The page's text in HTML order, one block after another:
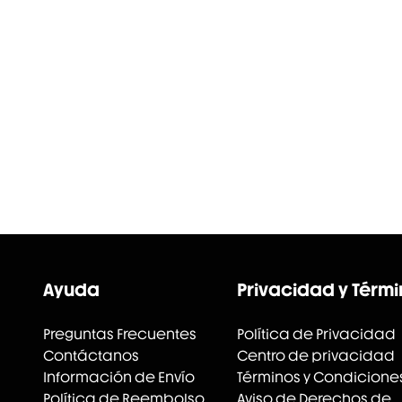
Ayuda
Preguntas Frecuentes
Contáctanos
Información de Envío
Privacidad y
Política de Privacidad
Centro de privacidad
Términos y